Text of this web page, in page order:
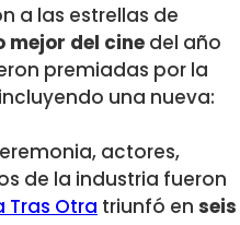
a las estrellas de
mejor del cine del año
premiadas por la
una nueva:
actores,
de la industria fueron
Tras Otra triunfó en seis